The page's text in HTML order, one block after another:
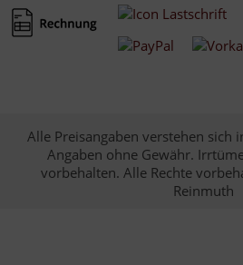
Alle Preisangaben verstehen sich
Angaben ohne Gewähr.
vorbehalten. Alle Rechte
Reinmuth